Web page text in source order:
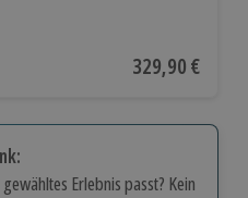
auf 11 Bewertungen
Aktueller Preis
329,90 €
Erlebnis passt? Kein